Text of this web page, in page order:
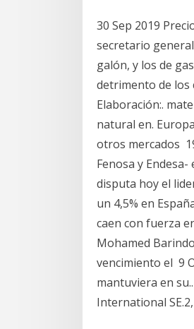
30 Sep 2019
secretario
galón, y los de
detrimento de los
Elaboración:.
natural en.
otros mercados
Fenosa y
disputa hoy el
un 4,5% en
caen con fuerza
Mohamed
vencimiento el 9
mantuviera en
International